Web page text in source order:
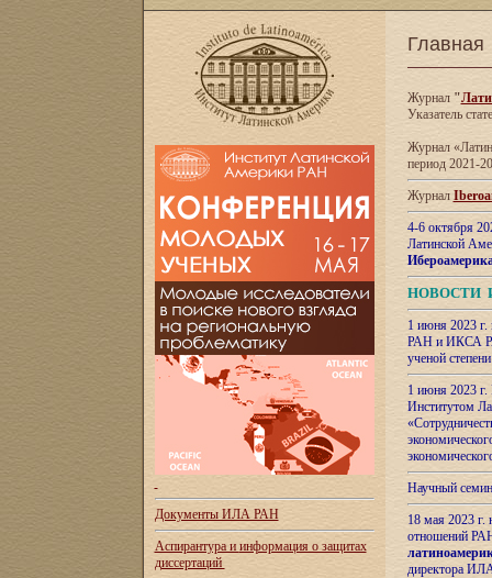
Документы ИЛА РАН
Аспирантура и информация о защитах
диссертаций
Главная
Журнал"
Указатель
Журнал
период 2021-
Журнал
4-6 октября
Латинской
НОВОСТИ
1 июня 2023
РАН и ИКСА
ученой
1 июня 2023
Институтом
Научный
18 мая 2023
отношений
директора